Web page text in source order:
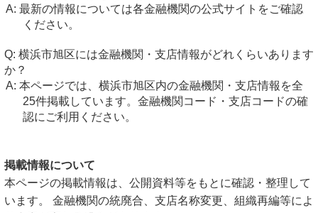
最新の情報については各金融機関の公式サイトをご確認
ください。
横浜市旭区には金融機関・支店情報がどれくらいあります
か？
本ページでは、横浜市旭区内の金融機関・支店情報を全
25件掲載しています。金融機関コード・支店コードの確
認にご利用ください。
掲載情報について
本ページの掲載情報は、公開資料等をもとに確認・整理して
います。 金融機関の統廃合、支店名称変更、組織再編等によ